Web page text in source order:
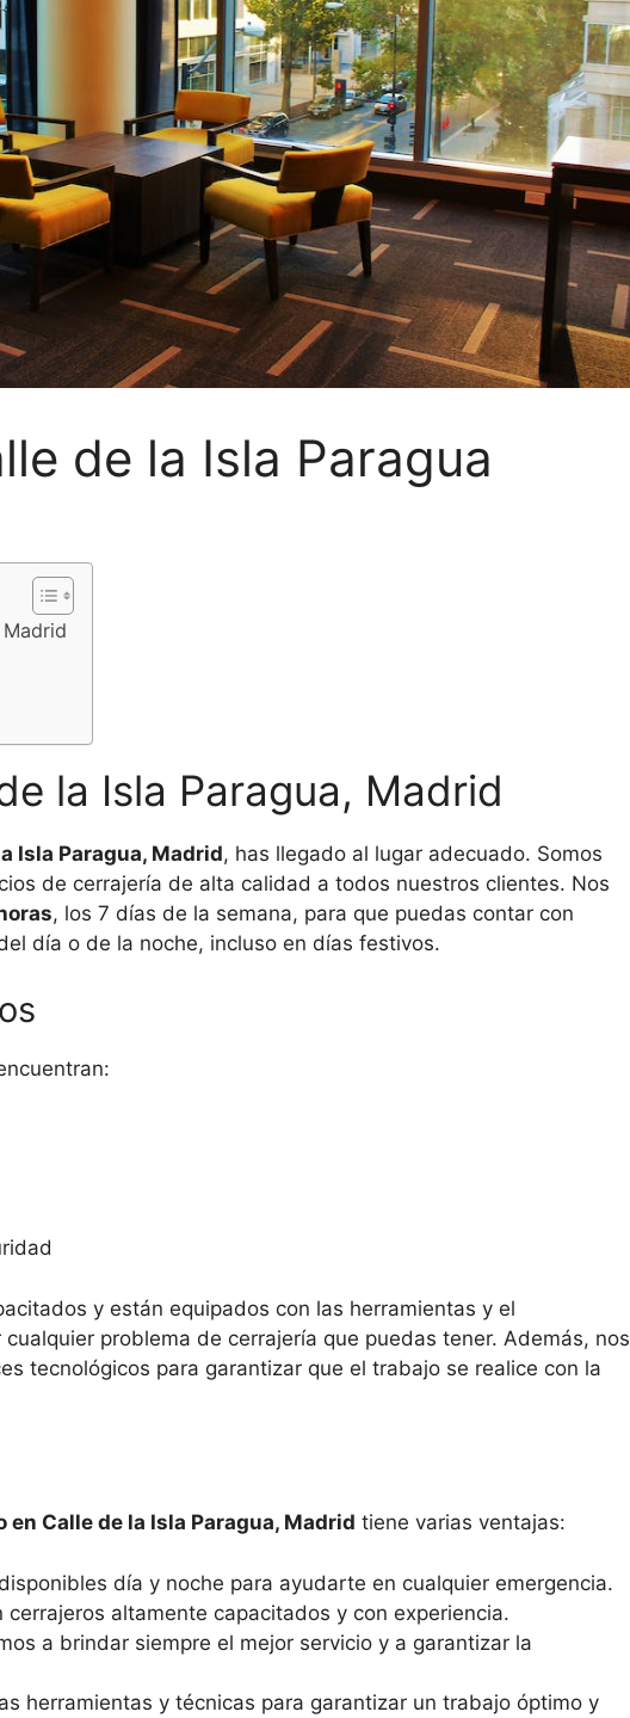
de la Isla Paragua
la Isla Paragua, Madrid
Isla Paragua, Madrid, has llegado al lugar adecuado. Somos
de cerrajería de alta calidad a todos nuestros clientes. Nos
, los 7 días de la semana, para que puedas contar con
día o de la noche, incluso en días festivos.
y están equipados con las herramientas y el
problema de cerrajería que puedas tener. Además, nos
tecnológicos para garantizar que el trabajo se realice con la
en Calle de la Isla Paragua, Madrid tiene varias ventajas:
día y noche para ayudarte en cualquier emergencia.
cerrajeros altamente capacitados y con experiencia.
a brindar siempre el mejor servicio y a garantizar la
herramientas y técnicas para garantizar un trabajo óptimo y